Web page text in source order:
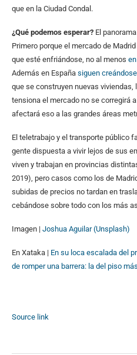
que en la Ciudad Condal.
¿Qué podemos esperar? El
Primero porque el mercado de
que esté enfriándose, no al menos
Además en España siguen creándose
que se construyen nuevas viviendas,
tensiona el mercado no se corregirá
afectará eso a las grandes áreas
El teletrabajo y el transporte público
gente dispuesta a vivir lejos de sus
viven y trabajan en provincias
2019), pero casos como los de
subidas de precios no tardan en
cebándose sobre todo con los más
Imagen | Joshua Aguilar (Unsplash)
En Xataka | En su loca escalada del
de romper una barrera: la del piso
Source link